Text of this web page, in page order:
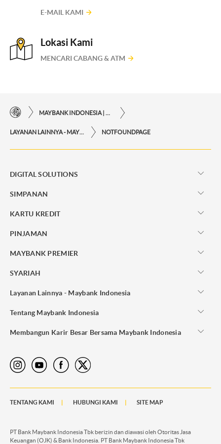
E-MAIL KAMI
Lokasi Kami
MENCARI CABANG & ATM
MAYBANK INDONESIA | KEMUDAHAN TRANSAKSI FINANSIAL DI UJUNG JARI ANDA
LAYANAN LAINNYA - MAYBANK INDONESIA NOTFOUNDPAGE
DIGITAL SOLUTIONS
SIMPANAN
KARTU KREDIT
PINJAMAN
MAYBANK PREMIER
SYARIAH
Layanan Lainnya - Maybank Indonesia
Tentang Maybank Indonesia
Membangun Karir Besar Bersama Maybank Indonesia
TENTANG KAMI HUBUNGI KAMI SITE MAP
PT Bank Maybank Indonesia Tbk berizin dan diawasi oleh Otoritas Jasa
Keuangan (OJK) & Bank Indonesia. PT Bank Maybank Indonesia Tbk